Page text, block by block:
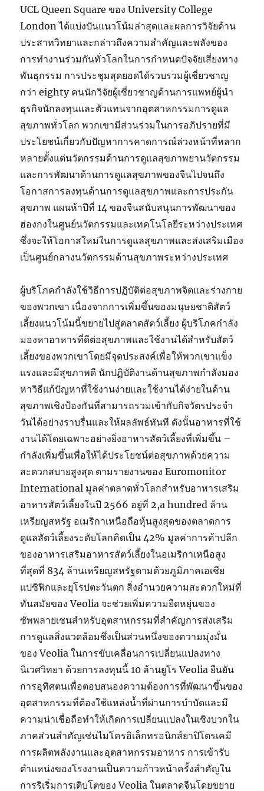
UCL Queen Square ของ University College
London ได้แบ่งปันแนวโน้มล่าสุดและผลการวิจัยด้าน
ประสาทวิทยาและกล่าวถึงความสำคัญและพลังของ
การทำงานร่วมกันทั่วโลกในการกำหนดปัจจัยเสี่ยงทาง
พันธุกรรม การประชุมสุดยอดได้รวบรวมผู้เชี่ยวชาญ
กว่า eighty คนนักวิจัยผู้เชี่ยวชาญด้านการแพทย์ผู้นำ
ธุรกิจนักลงทุนและตัวแทนจากอุตสาหกรรมการดูแล
สุขภาพทั่วโลก พวกเขามีส่วนร่วมในการอภิปรายที่มี
ประโยชน์เกี่ยวกับปัญหาการคาดการณ์ล่วงหน้าที่หลาก
หลายตั้งแต่นวัตกรรมด้านการดูแลสุขภาพยานวัตกรรม
และการพัฒนาด้านการดูแลสุขภาพของจีนไปจนถึง
โอกาสการลงทุนด้านการดูแลสุขภาพและการประกัน
สุขภาพ แผนห้าปีที่ 14 ของจีนสนับสนุนการพัฒนาของ
ฮ่องกงในศูนย์นวัตกรรมและเทคโนโลยีระหว่างประเทศ
ซึ่งจะให้โอกาสใหม่ในการดูแลสุขภาพและส่งเสริมเมือง
เป็นศูนย์กลางนวัตกรรมด้านสุขภาพระหว่างประเทศ
ผู้บริโภคกำลังใช้วิธีการปฏิบัติต่อสุขภาพจิตและร่างกาย
ของพวกเขา เนื่องจากการเพิ่มขึ้นของมนุษยชาติสัตว์
เลี้ยงแนวโน้มนี้ขยายไปสู่ตลาดสัตว์เลี้ยง ผู้บริโภคกำลัง
มองหาอาหารที่ดีต่อสุขภาพและใช้งานได้สำหรับสัตว์
เลี้ยงของพวกเขาโดยมีจุดประสงค์เพื่อให้พวกเขาแข็ง
แรงและมีสุขภาพดี นักปฏิบัติงานด้านสุขภาพกำลังมอง
หาวิธีแก้ปัญหาที่ใช้งานง่ายและใช้งานได้ง่ายในด้าน
สุขภาพเชิงป้องกันที่สามารถรวมเข้ากับกิจวัตรประจำ
วันได้อย่างราบรื่นและให้ผลลัพธ์ทันที ดังนั้นอาหารที่ใช้
งานได้โดยเฉพาะอย่างยิ่งอาหารสัตว์เลี้ยงที่เพิ่มขึ้น –
กำลังเพิ่มขึ้นเพื่อให้ได้ประโยชน์ต่อสุขภาพด้วยความ
สะดวกสบายสูงสุด ตามรายงานของ Euromonitor
International มูลค่าตลาดทั่วโลกสำหรับอาหารเสริม
อาหารสัตว์เลี้ยงในปี 2566 อยู่ที่ 2,a hundred ล้าน
เหรียญสหรัฐ อเมริกาเหนือถือหุ้นสูงสุดของตลาดการ
ดูแลสัตว์เลี้ยงระดับโลกคิดเป็น 42% มูลค่าการค้าปลีก
ของอาหารเสริมอาหารสัตว์เลี้ยงในอเมริกาเหนือสูง
ที่สุดที่ 834 ล้านเหรียญสหรัฐตามด้วยภูมิภาคเอเชีย
แปซิฟิกและยุโรปตะวันตก สิ่งอำนวยความสะดวกใหม่ที่
ทันสมัยของ Veolia จะช่วยเพิ่มความยืดหยุ่นของ
ซัพพลายเชนสำหรับอุตสาหกรรมที่สำคัญการส่งเสริม
การดูแลสิ่งแวดล้อมซึ่งเป็นส่วนหนึ่งของความมุ่งมั่น
ของ Veolia ในการขับเคลื่อนการเปลี่ยนแปลงทาง
นิเวศวิทยา ด้วยการลงทุนนี้ 10 ล้านยูโร Veolia ยืนยัน
การอุทิศตนเพื่อตอบสนองความต้องการที่พัฒนาขึ้นของ
อุตสาหกรรมที่ต้องใช้แหล่งน้ำที่ผ่านการบำบัดและมี
ความน่าเชื่อถือทำให้เกิดการเปลี่ยนแปลงในเชิงบวกใน
ภาคส่วนสำคัญเช่นไมโครอิเล็กทรอนิกส์ยาปิโตรเคมี
การผลิตพลังงานและอุตสาหกรรมอาหาร การเข้ารับ
ตำแหน่งของโรงงานเป็นความก้าวหน้าครั้งสำคัญใน
การริเริ่มการเติบโตของ Veolia ในตลาดจีนโดยขยาย